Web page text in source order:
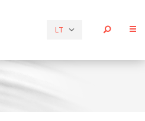
LT